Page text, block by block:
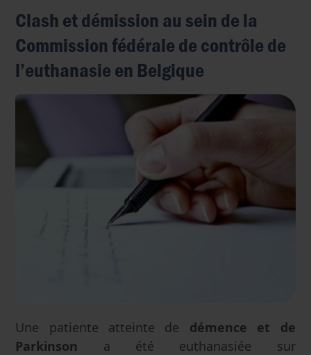
Clash et démission au sein de la
Commission fédérale de contrôle de
l’euthanasie en Belgique
Une patiente atteinte de démence et de
Parkinson
a été euthanasiée sur